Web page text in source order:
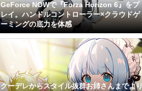
GeForce NOWで『Forza Horizon 6』をプ
レイ。ハンドルコントローラー×クラウドゲ
ーミングの底力を体感
クーデレからスタイル抜群お姉さんまでより